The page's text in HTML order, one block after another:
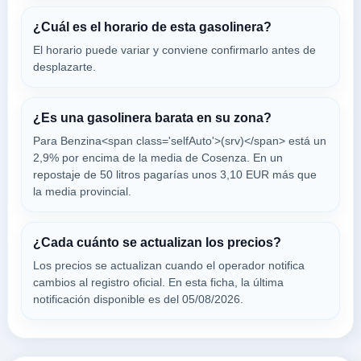
Stazione di
a 4.8 Km
FRASCINETO,
87012
SARACENA -
a 5.69 Km
87012
MEGAS SRL
¿Cuál es el horario de esta gasolinera?
El horario puede variar y conviene confirmarlo antes de
desplazarte.
¿Es una gasolinera barata en su zona?
Para Benzina<span class='selfAuto'>(srv)</span> está un
2,9% por encima de la media de Cosenza. En un
repostaje de 50 litros pagarías unos 3,10 EUR más que
la media provincial.
¿Cada cuánto se actualizan los precios?
Los precios se actualizan cuando el operador notifica
cambios al registro oficial. En esta ficha, la última
notificación disponible es del 05/08/2026.